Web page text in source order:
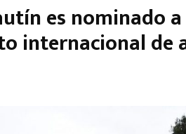
es nominado a
internacional de